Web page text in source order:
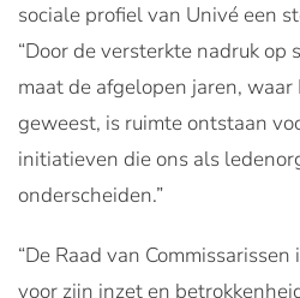
sociale profiel van Univé een
“Door de versterkte nadruk
maat de afgelopen jaren,
geweest, is ruimte ontstaan
initiatieven die ons als
onderscheiden.”
“De Raad van
voor zijn inzet en